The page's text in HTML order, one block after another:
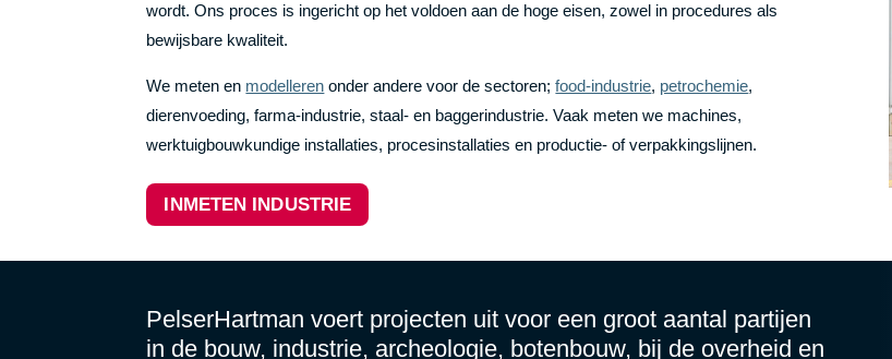
wordt. Ons proces is ingericht op het voldoen aan de hoge eisen, zowel in procedures als
bewijsbare kwaliteit.
We meten en modelleren onder andere voor de sectoren;food-industrie, petrochemie,
dierenvoeding, farma-industrie, staal- en baggerindustrie. Vaak meten we machines,
werktuigbouwkundige installaties, procesinstallaties en productie- of verpakkingslijnen.
INMETEN INDUSTRIE
PelserHartman voert projecten uit voor een groot aantal partijen
in de bouw, industrie, archeologie, botenbouw, bij de overheid en